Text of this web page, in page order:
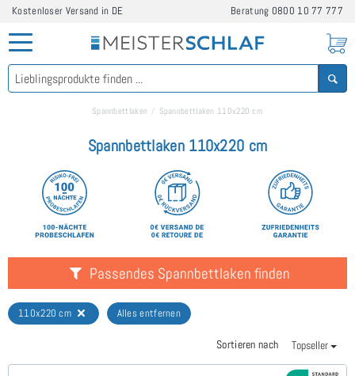
Kostenloser Versand in DE Beratung 0800 10 77 777
Spannbettlaken Spannbettlaken 110x220 cm
Spannbettlaken 110x220 cm
Passendes Spannbettlaken finden
110x220 cm Alles entfernen
Sortieren nach Topseller